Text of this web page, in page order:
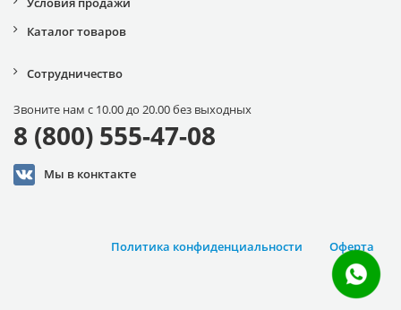
Каталог товаров
Сотрудничество
Звоните нам с 10.00 до 20.00 без выходных
8 (800) 555-47-08
Мы в конктакте
Оферта
Политика конфиденциальности